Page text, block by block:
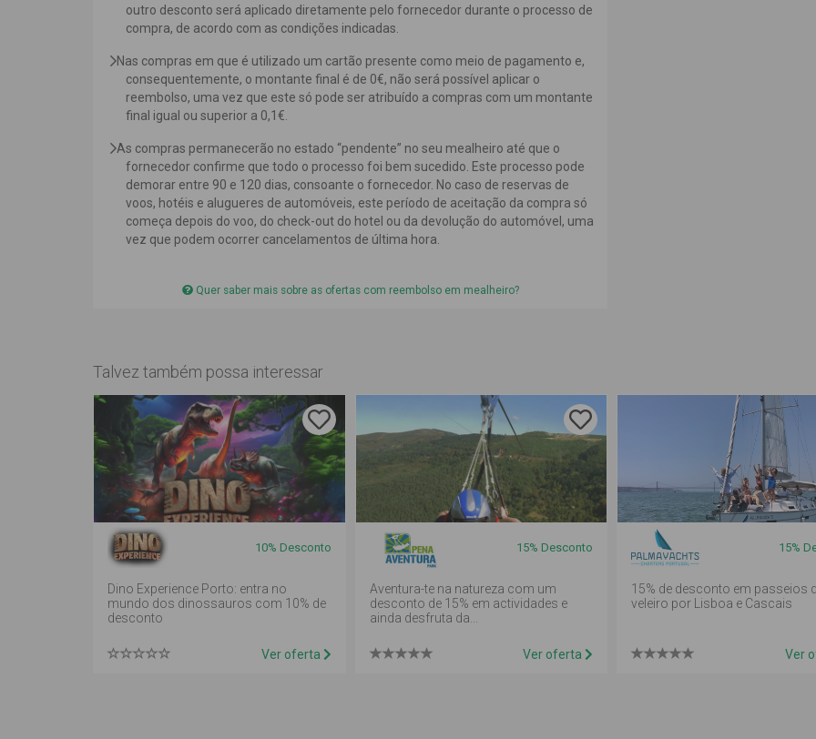
outro desconto será aplicado diretamente pelo fornecedor durante o processo de
compra, de acordo com as condições indicadas.
Nas compras em que é utilizado um cartão presente como meio de pagamento e,
consequentemente, o montante final é de 0€, não será possível aplicar o
reembolso, uma vez que este só pode ser atribuído a compras com um montante
final igual ou superior a 0,1€.
As compras permanecerão no estado “pendente” no seu mealheiro até que o
fornecedor confirme que todo o processo foi bem sucedido. Este processo pode
demorar entre 90 e 120 dias, consoante o fornecedor. No caso de reservas de
voos, hotéis e alugueres de automóveis, este período de aceitação da compra só
começa depois do voo, do check-out do hotel ou da devolução do automóvel, uma
vez que podem ocorrer cancelamentos de última hora.
Quer saber mais sobre as ofertas com reembolso em mealheiro?
Talvez também possa interessar
10% Desconto
Dino Experience Porto: entra no
mundo dos dinossauros com 10% de
desconto
Ver oferta
15% Desconto
Aventura-te na natureza com um
desconto de 15% em actividades e
ainda desfruta da...
Ver oferta
15%
15% de desconto em passeios
veleiro por Lisboa e Cascais
Ver